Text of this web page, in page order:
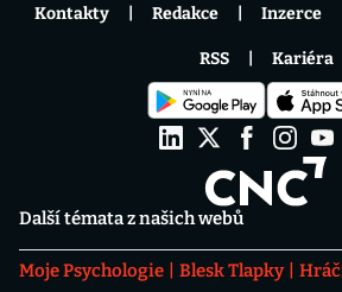
Další témata z našich webů
Moje Psychologie Blesk Tlapky
Kontakty Redakce Inzerce
RSS Kariéra